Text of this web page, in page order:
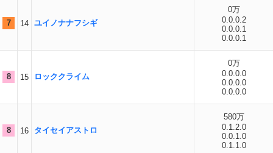
7 14 ユイノナナフシギ
0万
0.0.0.2
0.0.0.1
0.0.0.1
8 15 ロッククライム
0万
0.0.0.0
0.0.0.0
0.0.0.0
8 16 タイセイアストロ
580万
0.1.2.0
0.0.1.0
0.1.1.0